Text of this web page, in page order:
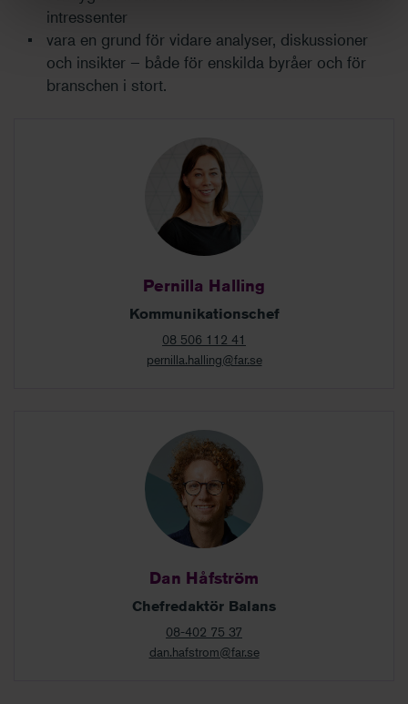
intressenter
vara en grund för vidare analyser, diskussioner
och insikter – både för enskilda byråer och för
branschen i stort.
Pernilla Halling
Kommunikationschef
08 506 112 41
pernilla.halling@far.se
Dan Håfström
Chefredaktör Balans
08-402 75 37
dan.hafstrom@far.se